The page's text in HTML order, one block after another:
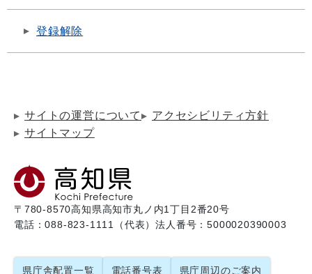
登録解除
サイトの運営について
アクセシビリティ方針
サイトマップ
〒780-8570高知県高知市丸ノ内1丁目2番20号
電話：088-823-1111（代表）法人番号：5000020390003
県庁舎配置一覧 電話番号表 県庁周辺のご案内